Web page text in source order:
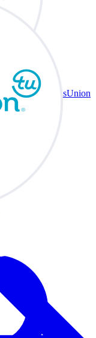
TransUnion